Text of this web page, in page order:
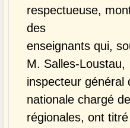
respectueuse,
des
enseignants qui,
M. Salles-Loustau,
inspecteur général
nationale chargé
régionales, ont